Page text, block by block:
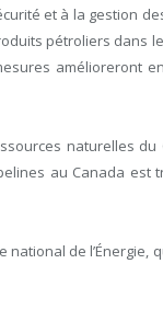
et à la gestion
pétroliers dans
amélioreront
naturelles du
au Canada est
de l’Énergie,